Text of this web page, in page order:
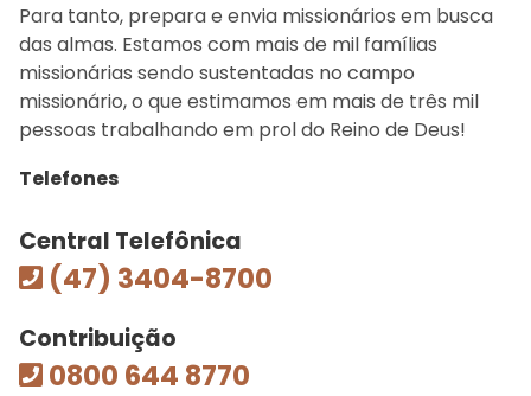
Para tanto, prepara e envia missionários em busca
das almas. Estamos com mais de mil famílias
missionárias sendo sustentadas no campo
missionário, o que estimamos em mais de três mil
pessoas trabalhando em prol do Reino de Deus!
Telefones
Central Telefônica
(47) 3404-8700
Contribuição
0800 644 8770